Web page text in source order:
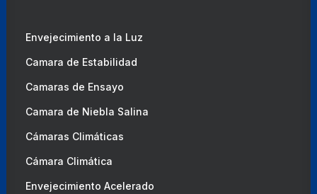
Envejecimiento a la Luz
Camara de Estabilidad
Camaras de Ensayo
Camara de Niebla Salina
Cámaras Climáticas
Cámara Climática
Envejecimiento Acelerado